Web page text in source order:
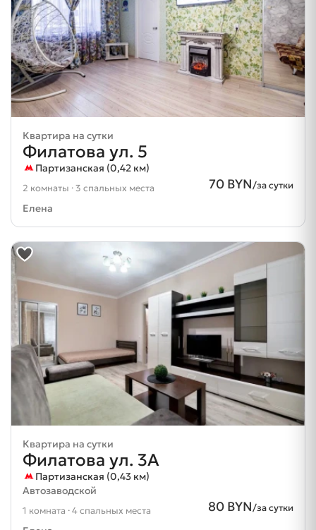
Квартира на сутки
Филатова ул. 5
Партизанская (0,42 км)
70 BYN/за сутки
2 комнаты · 3 спальных места
Елена
Квартира на сутки
Филатова ул. 3А
Партизанская (0,43 км)
Автозаводской
80 BYN/за сутки
1 комната · 4 спальных места